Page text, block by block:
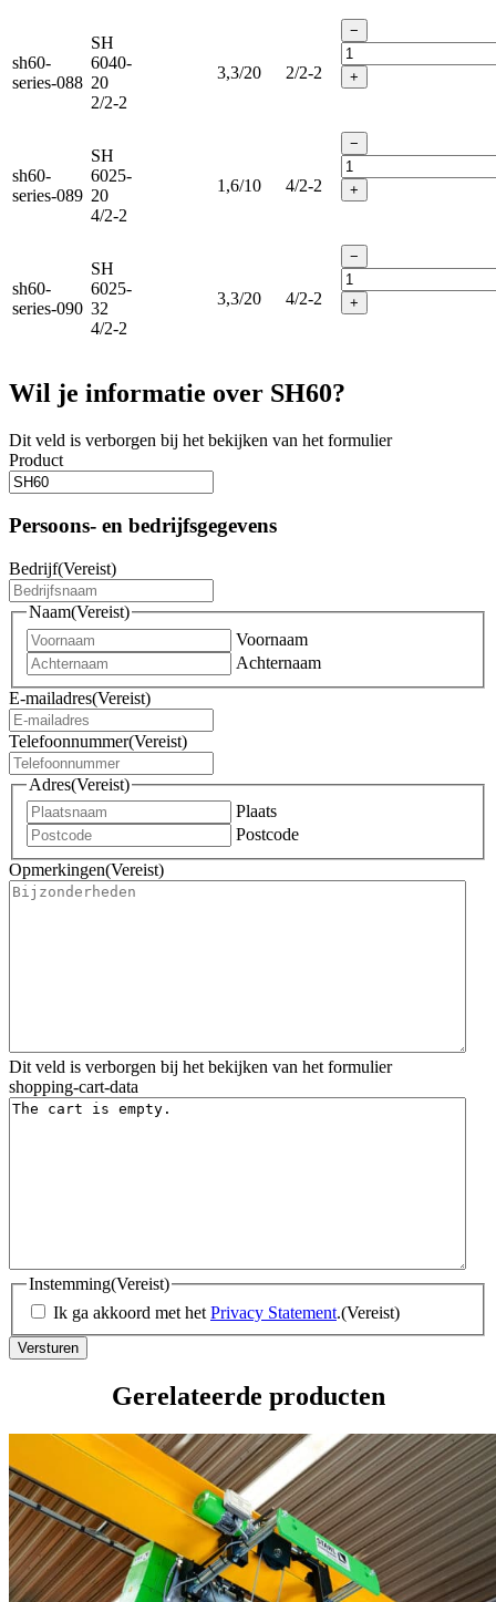
sh60-
series-088
SH
6040-
20
2/2-2
3,3/20 2/2-2
−
+
sh60-
series-089
SH
6025-
20
4/2-2
1,6/10 4/2-2
−
+
sh60-
series-090
SH
6025-
32
4/2-2
3,3/20 4/2-2
−
+
Wil je informatie over SH60?
Dit veld is verborgen bij het bekijken van het formulier
Product
Persoons- en bedrijfsgegevens
Bedrijf(Vereist)
Naam(Vereist)
Voornaam
Achternaam
E-mailadres(Vereist)
Telefoonnummer(Vereist)
Adres(Vereist)
Plaats
Postcode
Opmerkingen(Vereist)
Dit veld is verborgen bij het bekijken van het formulier
shopping-cart-data
Instemming(Vereist)
Ik ga akkoord met het Privacy Statement.(Vereist)
Gerelateerde producten